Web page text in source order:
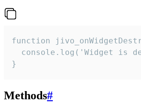
function
console.log('Widget is
}
Methods#